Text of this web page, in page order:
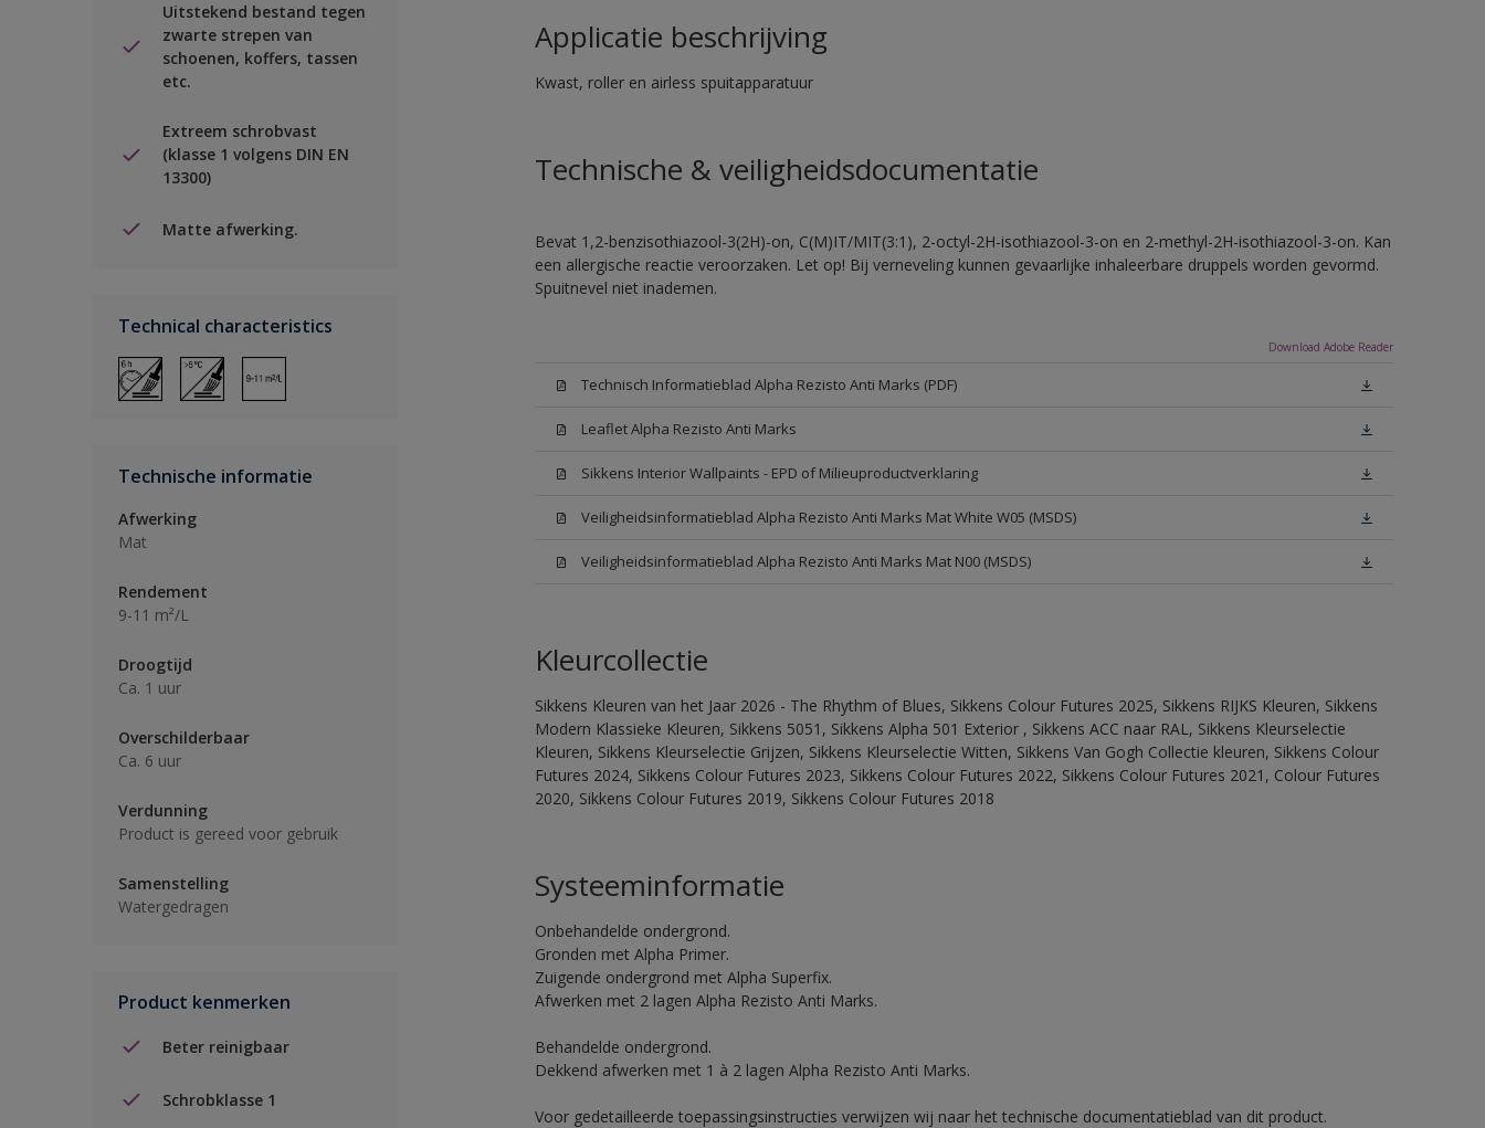
Uitstekend bestand tegen
zwarte strepen van
schoenen, koffers, tassen
etc.
Extreem schrobvast
(klasse 1 volgens DIN EN
13300)
Matte afwerking.
Technical characteristics
Technische informatie
Afwerking
Mat
Rendement
9-11 m²/L
Droogtijd
Ca. 1 uur
Overschilderbaar
Ca. 6 uur
Verdunning
Product is gereed voor gebruik
Samenstelling
Watergedragen
Product kenmerken
Beter reinigbaar
Schrobklasse 1
Applicatie beschrijving
Kwast, roller en airless spuitapparatuur
Technische & veiligheidsdocumentatie
Bevat 1,2-benzisothiazool-3(2H)-on, C(M)IT/MIT(3:1), 2-octyl-2H-isothiazool-3-on en 2-methyl-2H-isothiazool-3-on. Kan
een allergische reactie veroorzaken. Let op! Bij verneveling kunnen gevaarlijke inhaleerbare druppels worden gevormd.
Spuitnevel niet inademen.
Download Adobe Reader
Technisch Informatieblad Alpha Rezisto Anti Marks (PDF)
Leaflet Alpha Rezisto Anti Marks
Sikkens Interior Wallpaints - EPD of Milieuproductverklaring
Veiligheidsinformatieblad Alpha Rezisto Anti Marks Mat White W05 (MSDS)
Veiligheidsinformatieblad Alpha Rezisto Anti Marks Mat N00 (MSDS)
Kleurcollectie
Sikkens Kleuren van het Jaar 2026 - The Rhythm of Blues, Sikkens Colour Futures 2025, Sikkens RIJKS Kleuren, Sikkens
Modern Klassieke Kleuren, Sikkens 5051, Sikkens Alpha 501 Exterior , Sikkens ACC naar RAL, Sikkens Kleurselectie
Kleuren, Sikkens Kleurselectie Grijzen, Sikkens Kleurselectie Witten, Sikkens Van Gogh Collectie kleuren, Sikkens Colour
Futures 2024, Sikkens Colour Futures 2023, Sikkens Colour Futures 2022, Sikkens Colour Futures 2021, Colour Futures
2020, Sikkens Colour Futures 2019, Sikkens Colour Futures 2018
Systeeminformatie
Onbehandelde ondergrond.
Gronden met Alpha Primer.
Zuigende ondergrond met Alpha Superfix.
Afwerken met 2 lagen Alpha Rezisto Anti Marks.
Behandelde ondergrond.
Dekkend afwerken met 1 à 2 lagen Alpha Rezisto Anti Marks.
Voor gedetailleerde toepassingsinstructies verwijzen wij naar het technische documentatieblad van dit product.